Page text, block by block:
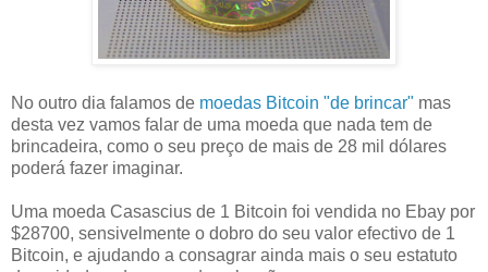
No outro dia falamos de moedas Bitcoin "de brincar" mas
desta vez vamos falar de uma moeda que nada tem de
brincadeira, como o seu preço de mais de 28 mil dólares
poderá fazer imaginar.
Uma moeda Casascius de 1 Bitcoin foi vendida no Ebay por
$28700, sensivelmente o dobro do seu valor efectivo de 1
Bitcoin, e ajudando a consagrar ainda mais o seu estatuto